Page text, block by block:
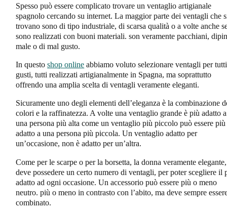
Spesso può essere complicato trovare un ventaglio artigianale
spagnolo cercando su internet. La maggior parte dei ventagli che
trovano sono di tipo industriale, di scarsa qualità o a volte anche
sono realizzati con buoni materiali. son veramente pacchiani,
male o di mal gusto.
In questoshop online abbiamo voluto selezionare ventagli per
gusti, tutti realizzati artigianalmente in Spagna, ma soprattutto
offrendo una amplia scelta di ventagli veramente eleganti.
Sicuramente uno degli elementi dell’eleganza è la combinazione
colori e la raffinatezza. A volte una ventaglio grande è più adatto a
una persona più alta come un ventaglio più piccolo può essere più
adatto a una persona più piccola. Un ventaglio adatto per
un’occasione, non è adatto per un’altra.
Come per le scarpe o per la borsetta, la donna veramente elegante,
deve possedere un certo numero di ventagli, per poter scegliere il
adatto ad ogni occasione. Un accessorio può essere più o meno
neutro. più o meno in contrasto con l’abito, ma deve sempre
combinato.